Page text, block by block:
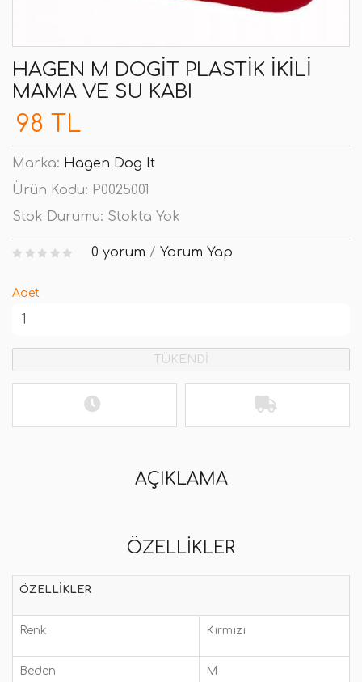
HAGEN M DOGIT PLASTIK İKILI
MAMA VE SU KABI
98 TL
Marka: Hagen Dog It
Ürün Kodu: P0025001
Stok Durumu: Stokta Yok
0 yorum / Yorum Yap
Adet
TÜKENDİ
AÇIKLAMA
ÖZELLIKLER
ÖZELLIKLER
Renk Kırmızı
Beden M